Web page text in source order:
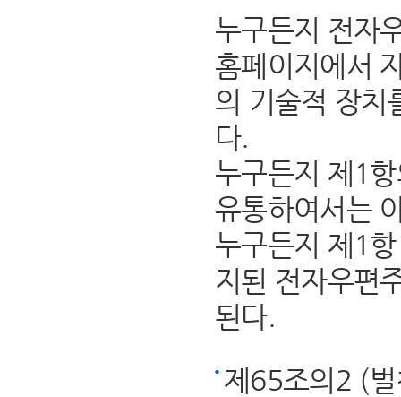
누구든지 전자
홈페이지에서
의 기술적 장치
다.
누구든지 제1
유통하여서는
누구든지 제1
지된 전자우편
된다.
제65조의2 (